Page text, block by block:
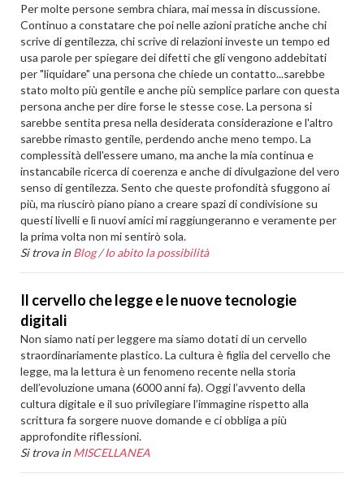
Per molte persone sembra chiara, mai messa in discussione.
Continuo a constatare che poi nelle azioni pratiche anche chi
scrive di gentilezza, chi scrive di relazioni investe un tempo ed
usa parole per spiegare dei difetti che gli vengono addebitati
per "liquidare" una persona che chiede un contatto...sarebbe
stato molto più gentile e anche più semplice parlare con questa
persona anche per dire forse le stesse cose. La persona si
sarebbe sentita presa nella desiderata considerazione e l'altro
sarebbe rimasto gentile, perdendo anche meno tempo. La
complessità dell'essere umano, ma anche la mia continua e
instancabile ricerca di coerenza e anche di divulgazione del vero
senso di gentilezza. Sento che queste profondità sfuggono ai
più, ma riuscirò piano piano a creare spazi di condivisione su
questi livelli e lì nuovi amici mi raggiungeranno e veramente per
la prima volta non mi sentirò sola.
Si trova in Blog /Io abito la possibilità
Il cervello che legge e le nuove tecnologie
digitali
Non siamo nati per leggere ma siamo dotati di un cervello
straordinariamente plastico. La cultura è figlia del cervello che
legge, ma la lettura è un fenomeno recente nella storia
dell’evoluzione umana (6000 anni fa). Oggi l’avvento della
cultura digitale e il suo privilegiare l’immagine rispetto alla
scrittura fa sorgere nuove domande e ci obbliga a più
approfondite riflessioni.
Si trova in MISCELLANEA